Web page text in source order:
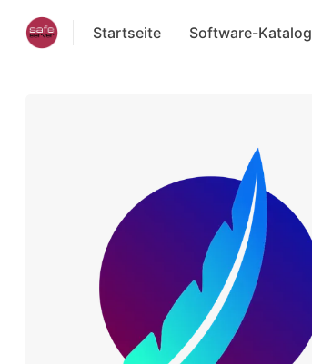
Startseite Software-Katalog